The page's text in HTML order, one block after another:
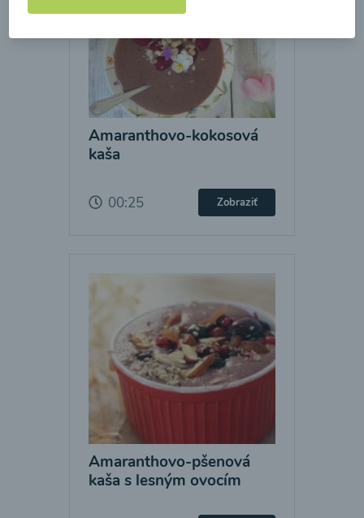
Amaranthovo-kokosová
kaša
00:25 Zobraziť
Amaranthovo-pšenová
kaša s lesným ovocím